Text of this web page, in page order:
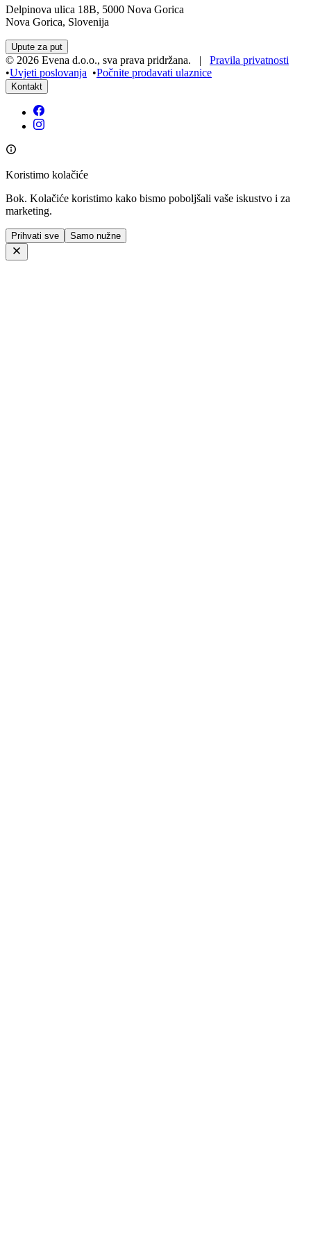
Delpinova ulica 18B, 5000 Nova Gorica
Nova Gorica, Slovenija
Upute za put
© 2026 Evena d.o.o., sva prava pridržana. | Pravila privatnosti
•Uvjeti poslovanja •Počnite prodavati ulaznice
Kontakt
Koristimo kolačiće
Bok. Kolačiće koristimo kako bismo poboljšali vaše iskustvo i za
marketing.
Prihvati sve Samo nužne